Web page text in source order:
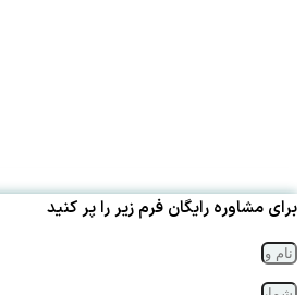
برای مشاوره رایگان فرم زیر را پر کنید